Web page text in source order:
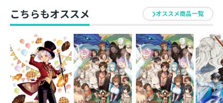
こちらもオススメ オススメ商品一覧